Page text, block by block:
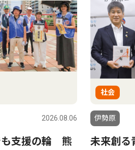
2026.08.06
も支援の輪 熊
社会
伊勢原
未来創る